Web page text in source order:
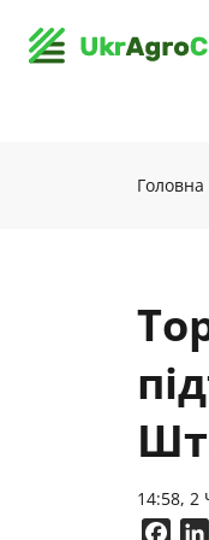
Головна
14:58, 2